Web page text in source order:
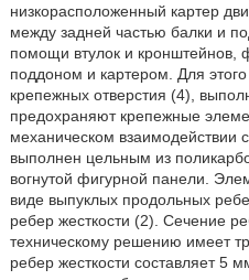
низкорасположенный картер
между задней частью балки и
помощи втулок и кронштейнов,
поддоном и картером. Для
крепежных отверстия (4),
предохраняют крепежные
механическом взаимодействии
выполнен цельным из
вогнутой фигурной панели.
виде выпуклых продольных
ребер жесткости (2). Сечение
техническому решению имеет
ребер жесткости составляет 5